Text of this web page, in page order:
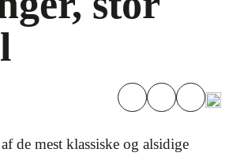
de mest klassiske og alsidige